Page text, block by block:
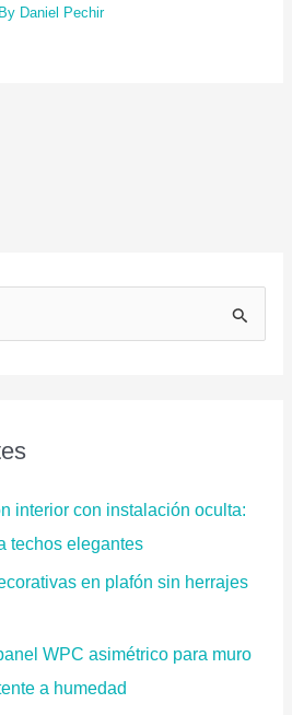
Daniel Pechir
interior con instalación oculta:
techos elegantes
en plafón sin herrajes
WPC asimétrico para muro
a humedad